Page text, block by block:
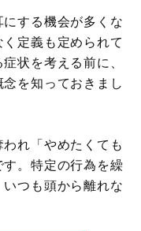
する機会が多くな
定義も定められて
状を考える前に、
を知っておきまし
れ「やめたくても
。特定の行為を繰
つも頭から離れな